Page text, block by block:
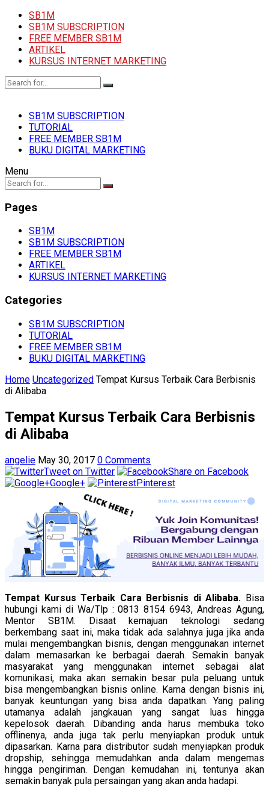
SB1M
SB1M SUBSCRIPTION
FREE MEMBER SB1M
ARTIKEL
KURSUS INTERNET MARKETING
SB1M SUBSCRIPTION
TUTORIAL
FREE MEMBER SB1M
BUKU DIGITAL MARKETING
Menu
Pages
SB1M
SB1M SUBSCRIPTION
FREE MEMBER SB1M
ARTIKEL
KURSUS INTERNET MARKETING
Categories
SB1M SUBSCRIPTION
TUTORIAL
FREE MEMBER SB1M
BUKU DIGITAL MARKETING
Home Uncategorized Tempat Kursus Terbaik Cara Berbisnis
di Alibaba
Tempat Kursus Terbaik Cara Berbisnis
di Alibaba
angelie May 30, 2017 0 Comments
Tweet on Twitter
Share on Facebook
Google+
Pinterest
Tempat Kursus Terbaik Cara Berbisnis di Alibaba. Bisa
hubungi kami di Wa/Tlp : 0813 8154 6943, Andreas Agung,
Mentor SB1M. Disaat kemajuan teknologi sedang
berkembang saat ini, maka tidak ada salahnya juga jika anda
mulai mengembangkan bisnis, dengan menggunakan internet
dalam memasarkan ke berbagai daerah. Semakin banyak
masyarakat yang menggunakan internet sebagai alat
komunikasi, maka akan semakin besar pula peluang untuk
bisa mengembangkan bisnis online. Karna dengan bisnis ini,
banyak keuntungan yang bisa anda dapatkan. Yang paling
utamanya adalah jangkauan yang sangat luas hingga
kepelosok daerah. Dibanding anda harus membuka toko
offlinenya, anda juga tak perlu menyiapkan produk untuk
dipasarkan. Karna para distributor sudah menyiapkan produk
dropship, sehingga memudahkan anda dalam mengemas
hingga pengiriman. Dengan kemudahan ini, tentunya akan
semakin banyak pula persaingan yang akan anda hadapi.